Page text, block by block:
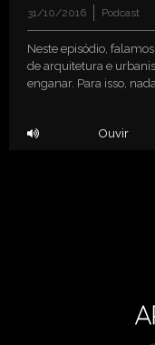
31/10/2016 Podcast
Neste episódio,
de arquitetura e
enganar. Para isso,
Ouvir